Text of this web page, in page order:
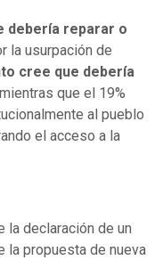
debería reparar o
la usurpación de
cree que debería
mientras que el 19%
al pueblo
el acceso a la
la declaración de un
la propuesta de nueva